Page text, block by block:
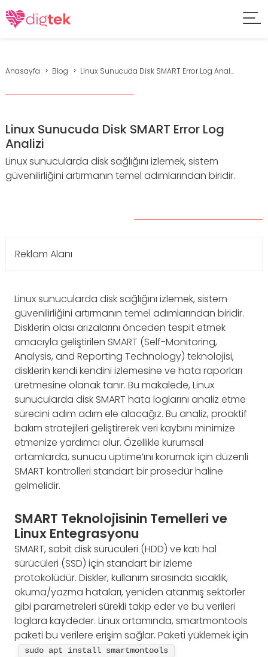
Anasayfa Blog Linux Sunucuda Disk SMART Error Log Anal...
Linux Sunucuda Disk SMART Error Log
Analizi
Linux sunucularda disk sağlığını izlemek, sistem
güvenilirliğini artırmanın temel adımlarından biridir.
Reklam Alanı
Linux sunucularda disk sağlığını izlemek, sistem
güvenilirliğini artırmanın temel adımlarından biridir.
Disklerin olası arızalarını önceden tespit etmek
amacıyla geliştirilen SMART (Self-Monitoring,
Analysis, and Reporting Technology) teknolojisi,
disklerin kendi kendini izlemesine ve hata raporları
üretmesine olanak tanır. Bu makalede, Linux
sunucularda disk SMART hata loglarını analiz etme
sürecini adım adım ele alacağız. Bu analiz, proaktif
bakım stratejileri geliştirerek veri kaybını minimize
etmenize yardımcı olur. Özellikle kurumsal
ortamlarda, sunucu uptime’ını korumak için düzenli
SMART kontrolleri standart bir prosedür haline
gelmelidir.
SMART Teknolojisinin Temelleri ve
Linux Entegrasyonu
SMART, sabit disk sürücüleri (HDD) ve katı hal
sürücüleri (SSD) için standart bir izleme
protokolüdür. Diskler, kullanım sırasında sıcaklık,
okuma/yazma hataları, yeniden atanmış sektörler
gibi parametreleri sürekli takip eder ve bu verileri
loglara kaydeder. Linux ortamında, smartmontools
paketi bu verilere erişim sağlar. Paketi yüklemek için
sudo apt install smartmontools